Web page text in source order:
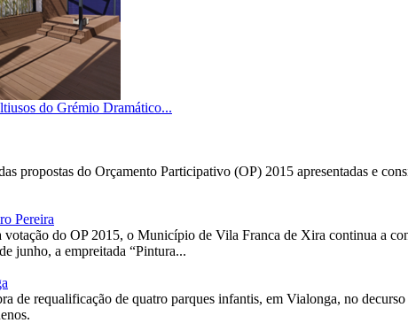
do Grémio Dramático...
propostas do Orçamento Participativo (OP) 2015 apresentadas e
Pereira
votação do OP 2015, o Município de Vila Franca de Xira continua a
junho, a empreitada “Pintura...
requalificação de quatro parques infantis, em Vialonga, no